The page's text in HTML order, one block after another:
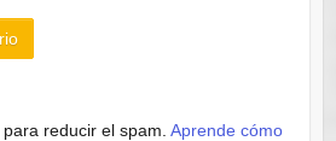
reducir el spam. Aprende cómo